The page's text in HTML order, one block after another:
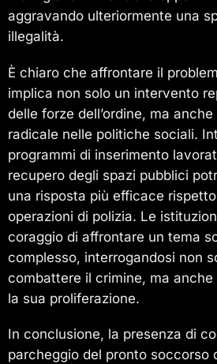
aggravando ulteriormente una
illegalità.
È chiaro che affrontare il
implica non solo un intervento
delle forze dell’ordine, ma
radicale nelle politiche sociali.
programmi di inserimento
recupero degli spazi pubblici
una risposta più efficace
operazioni di polizia. Le
coraggio di affrontare un tema
complesso, interrogandosi non
combattere il crimine, ma
la sua proliferazione.
In conclusione, la presenza di
parcheggio del pronto soccorso